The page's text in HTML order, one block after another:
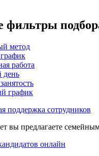
метод
работа
график
поддержка сотрудников
вы предлагаете
онлайн